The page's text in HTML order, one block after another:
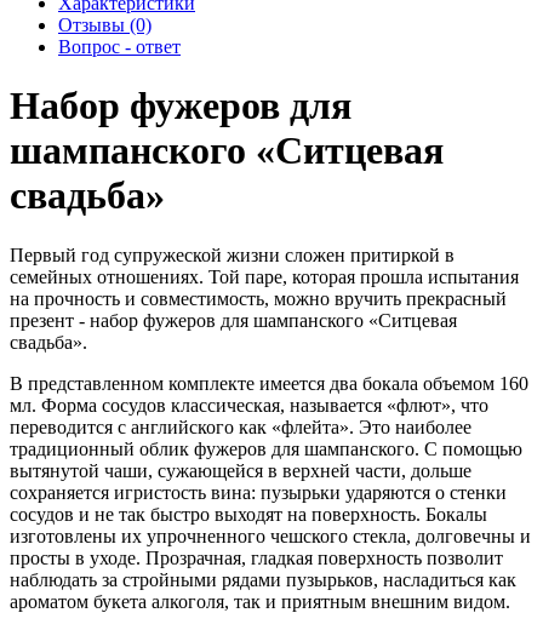
Отзывы (0)
Вопрос - ответ
Набор фужеров для
шампанского «Ситцевая
свадьба»
Первый год супружеской жизни сложен притиркой в
семейных отношениях. Той паре, которая прошла испытания
на прочность и совместимость, можно вручить прекрасный
презент - набор фужеров для шампанского «Ситцевая
свадьба».
В представленном комплекте имеется два бокала объемом 160
мл. Форма сосудов классическая, называется «флют», что
переводится с английского как «флейта». Это наиболее
традиционный облик фужеров для шампанского. С помощью
вытянутой чаши, сужающейся в верхней части, дольше
сохраняется игристость вина: пузырьки ударяются о стенки
сосудов и не так быстро выходят на поверхность. Бокалы
изготовлены их упрочненного чешского стекла, долговечны и
просты в уходе. Прозрачная, гладкая поверхность позволит
наблюдать за стройными рядами пузырьков, насладиться как
ароматом букета алкоголя, так и приятным внешним видом.